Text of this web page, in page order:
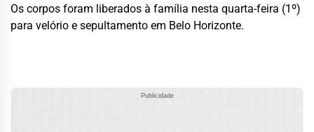
Os corpos foram liberados à família nesta quarta-feira (1º)
para velório e sepultamento em Belo Horizonte.
Publicidade